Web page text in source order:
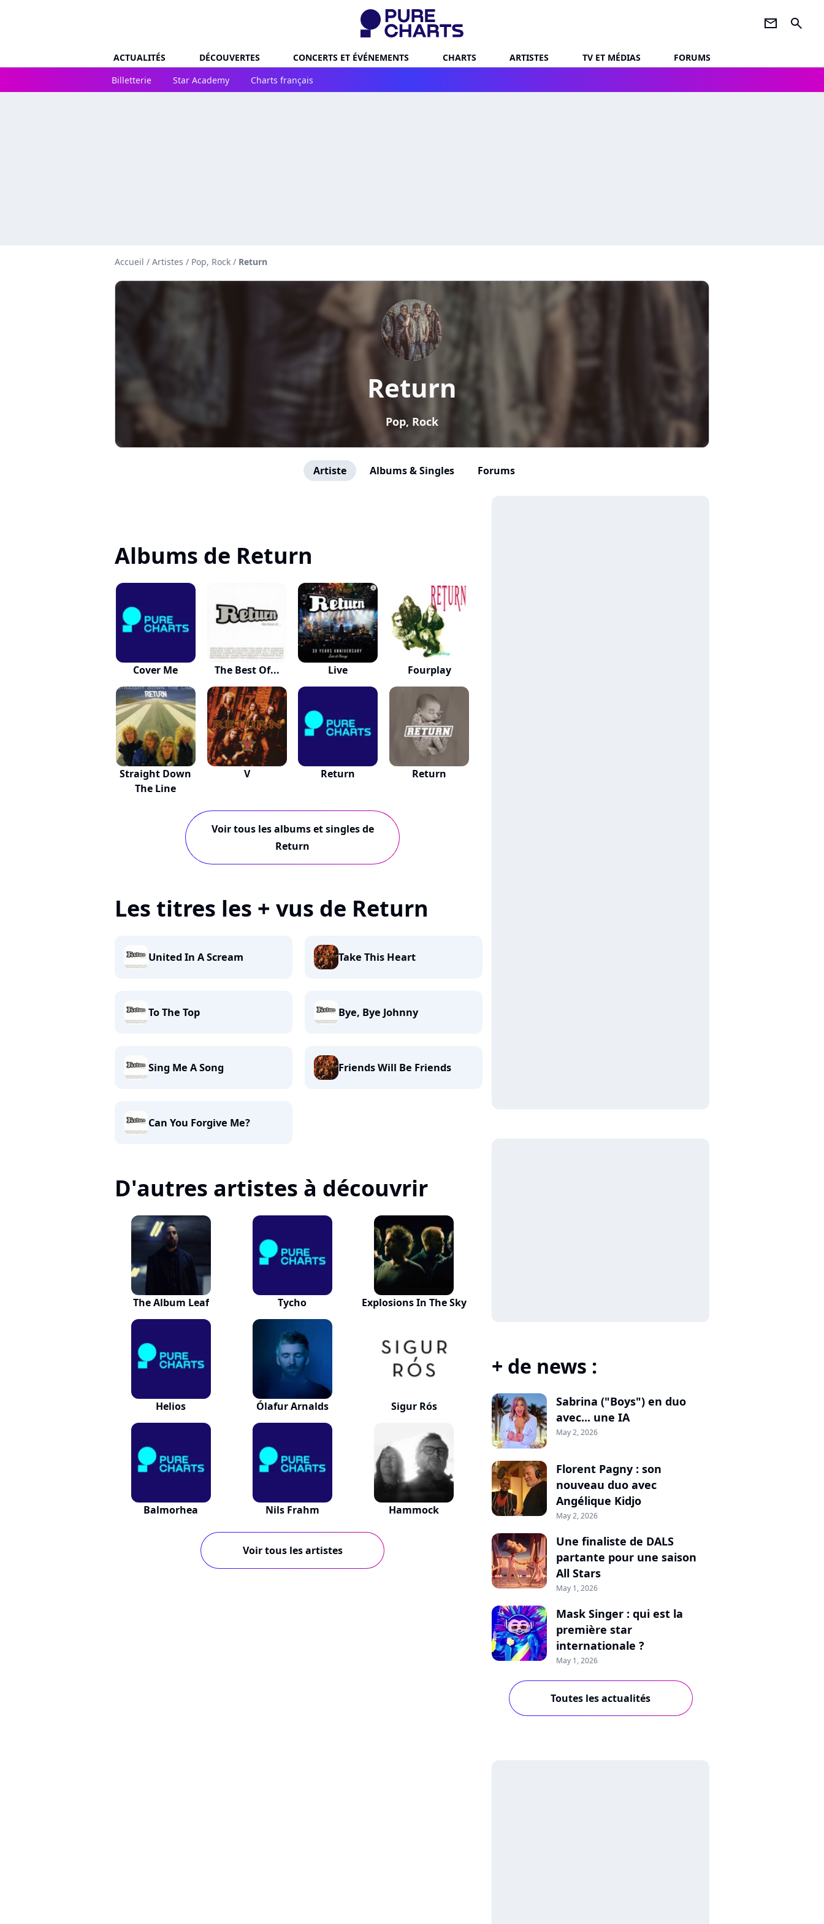
newsletter search
ACTUALITÉS DÉCOUVERTES CONCERTS ET ÉVÉNEMENTS CHARTS ARTISTES TV ET MÉDIAS
FORUMS
Billetterie
Star Academy Charts français
Accueil / Artistes / Pop, Rock / Return
Return
Pop, Rock
Artiste Albums & Singles Forums
Albums de Return
Cover Me The Best Of... Live Fourplay
Straight Down
The Line
V Return Return
Voir tous les albums et singles de
Return
Les titres les + vus de Return
United In A Scream Take This Heart
To The Top Bye, Bye Johnny
Sing Me A Song Friends Will Be Friends
Can You Forgive Me?
D'autres artistes à découvrir
The Album Leaf Tycho Explosions In The Sky
Helios Ólafur Arnalds Sigur Rós
Balmorhea Nils Frahm Hammock
Voir tous les artistes
+ de news :
Sabrina ("Boys") en duo
avec... une IA
May 2, 2026
Florent Pagny : son
nouveau duo avec
Angélique Kidjo
May 2, 2026
Une finaliste de DALS
partante pour une saison
All Stars
May 1, 2026
Mask Singer : qui est la
première star
internationale ?
May 1, 2026
Toutes les actualités